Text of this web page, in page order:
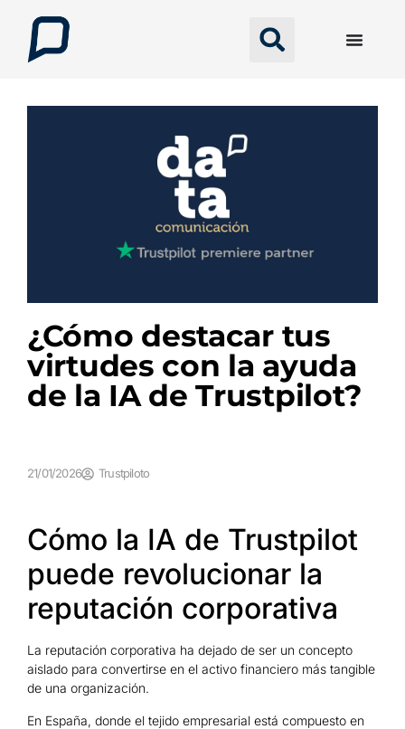
¿Cómo destacar tus
virtudes con la ayuda
de la IA de Trustpilot?
21/01/2026 Trustpiloto
Cómo la IA de Trustpilot
puede revolucionar la
reputación corporativa
La reputación corporativa ha dejado de ser un concepto
aislado para convertirse en el activo financiero más tangible
de una organización.
En España, donde el tejido empresarial está compuesto en